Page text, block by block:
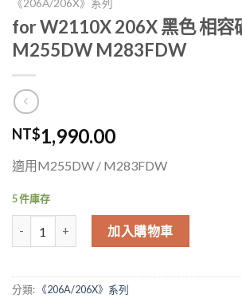
《206A/206X》系列
for W2110X 206X 黑色 相容
M255DW M283FDW
NT$1,990.00
適用M255DW / M283FDW
5 件庫存
for W2110X 206X 黑色 相容碳粉匣 適用
加入購物車
分類: 《206A/206X》系列